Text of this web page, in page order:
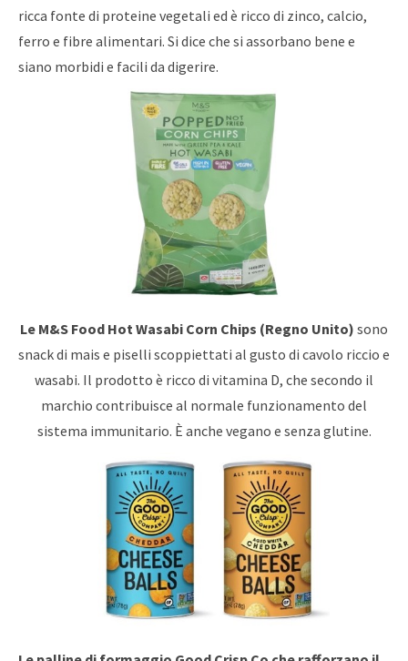
ricca fonte di proteine ​​vegetali ed è ricco di zinco, calcio,
ferro e fibre alimentari. Si dice che si assorbano bene e
siano morbidi e facili da digerire.
Le M&S Food Hot Wasabi Corn Chips (Regno Unito) sono
snack di mais e piselli scoppiettati al gusto di cavolo riccio e
wasabi. Il prodotto è ricco di vitamina D, che secondo il
marchio contribuisce al normale funzionamento del
sistema immunitario. È anche vegano e senza glutine.